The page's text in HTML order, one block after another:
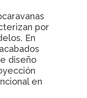
por
En
diseño
en